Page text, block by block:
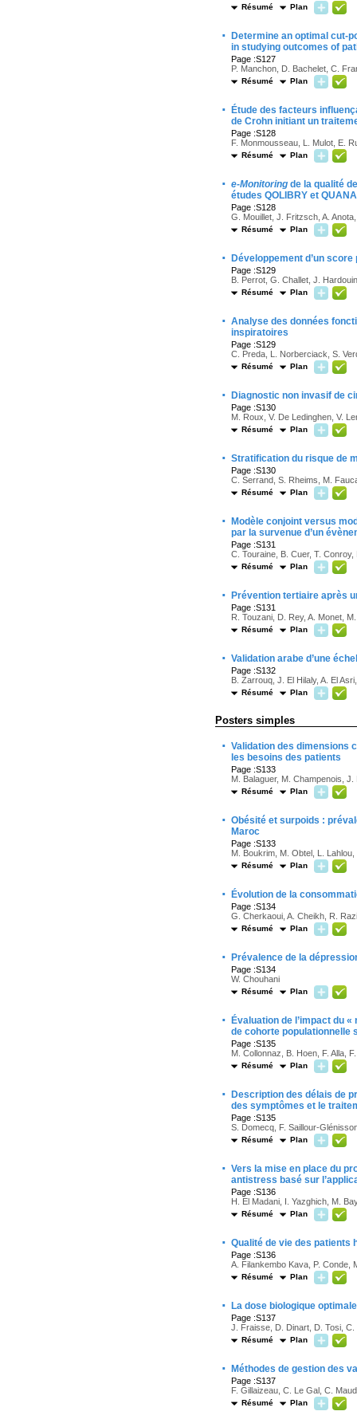
Résumé Plan
·
Determine an optimal cut-
in studying outcomes of
Page :S127
P. Manchon, D. Bachelet, C.
Résumé Plan
·
Étude des facteurs
de Crohn initiant un
Page :S128
F. Monmousseau, L. Mulot, E.
Résumé Plan
· e-Monitoring de la qualité
études QOLIBRY et
Page :S128
G. Mouillet, J. Fritzsch, A.
Résumé Plan
· Développement d’un
Page :S129
B. Perrot, G. Challet, J. Hardouin
Résumé Plan
· Analyse des données
inspiratoires
Page :S129
C. Preda, L. Norberciack, S.
Résumé Plan
· Diagnostic non invasif de
Page :S130
M. Roux, V. De Ledinghen, V.
Résumé Plan
· Stratification du risque de
Page :S130
C. Serrand, S. Rheims, M.
Résumé Plan
·
Modèle conjoint versus
par la survenue d’un
Page :S131
C. Touraine, B. Cuer, T.
Résumé Plan
· Prévention tertiaire après
Page :S131
R. Touzani, D. Rey, A. Monet,
Résumé Plan
· Validation arabe d’une
Page :S132
B. Zarrouq, J. El Hilaly, A. El
Résumé Plan
Posters simples
· Validation des dimensions
les besoins des patients
Page :S133
M. Balaguer, M. Champenois,
Résumé Plan
· Obésité et surpoids :
Maroc
Page :S133
M. Boukrim, M. Obtel, L.
Résumé Plan
· Évolution de la
Page :S134
G. Cherkaoui, A. Cheikh, R.
Résumé Plan
· Prévalence de la
Page :S134
W. Chouhani
Résumé Plan
·
Évaluation de l’impact du
de cohorte populationnelle
Page :S135
M. Collonnaz, B. Hoen, F. Alla,
Résumé Plan
·
Description des délais de
des symptômes et le
Page :S135
S. Domecq, F. Saillour-
Résumé Plan
· Vers la mise en place du
antistress basé sur
Page :S136
H. El Madani, I. Yazghich, M.
Résumé Plan
· Qualité de vie des patients
Page :S136
A. Filankembo Kava, P. Conde,
Résumé Plan
· La dose biologique
Page :S137
J. Fraisse, D. Dinart, D. Tosi, C.
Résumé Plan
· Méthodes de gestion des
Page :S137
F. Gillaizeau, C. Le Gal, C.
Résumé Plan